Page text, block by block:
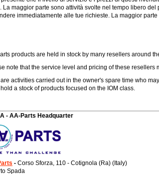
La maggior parte sono attività svolte nel tempo libero
immediatamente alle tue richieste. La maggior
products are held in stock by many resellers around
note that the service level and pricing of these resellers
are activities carried out in the owner's spare time who
hold a stock of products focused on the IOM class.
- AA-Parts Headquarter
- Corso Sforza, 110 - Cotignola (Ra) (Italy)
Spada